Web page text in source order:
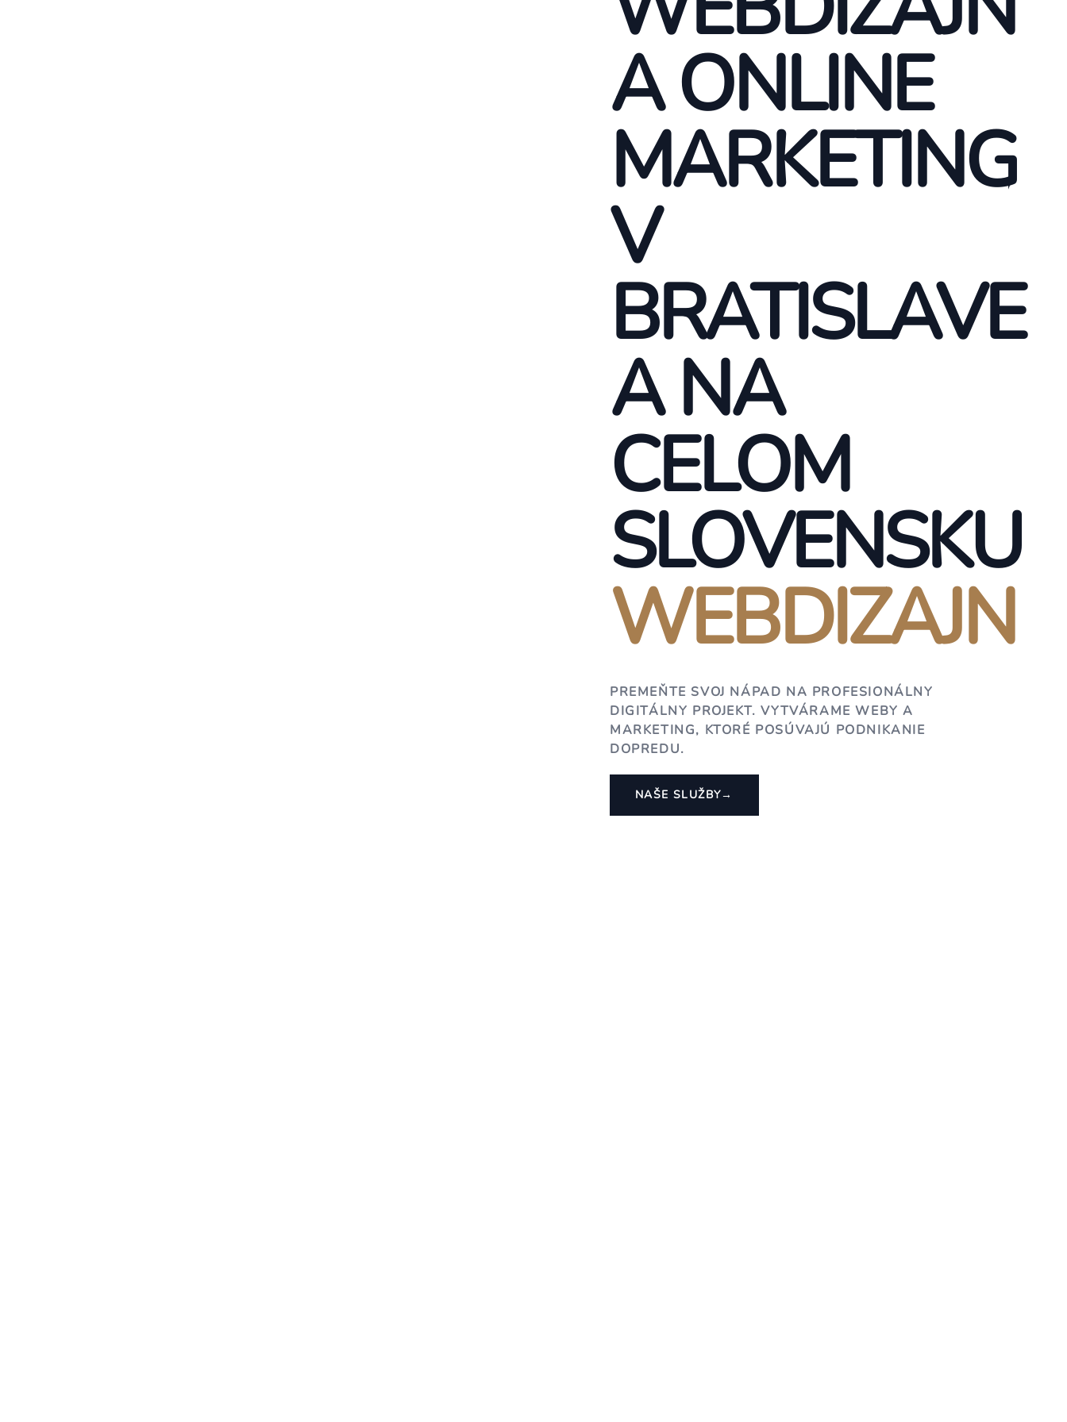
A ONLINE
MARKETING
V
BRATISLAVE
A NA
CELOM
SLOVENSKU
WEBDIZAJN
PREMEŇTE SVOJ NÁPAD NA PROFESIONÁLNY
DIGITÁLNY PROJEKT. VYTVÁRAME WEBY A
MARKETING, KTORÉ POSÚVAJÚ PODNIKANIE
DOPREDU.
NAŠE SLUŽBY→